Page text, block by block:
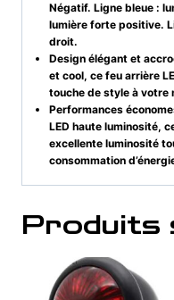
Négatif. Ligne bleue :
lumière forte positive.
droit.
Design élégant et
et cool, ce feu arrière
touche de style à votre
Performances
LED haute luminosité,
excellente luminosité
consommation
Produits